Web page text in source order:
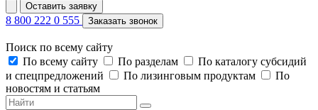
Оставить заявку
8 800 222 0 555 Заказать звонок
Поиск по всему сайту
По всему сайту
По разделам
По каталогу субсидий
и спецпредложений
По лизинговым продуктам
По
новостям и статьям